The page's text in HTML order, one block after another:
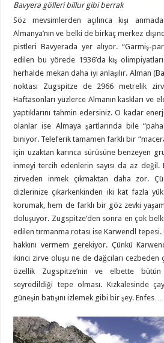
Bavyera gölleri billur gibi berrak
Söz mevsimlerden açılınca kışı
Almanya’nın ve belki de birkaç merkez
pistleri Bavyerada yer alıyor. “Garmiş-
edilen bu yörede 1936’da kış
herhalde mekan daha iyi anlaşılır. Alman
noktası Zugspitze de 2966 metrelik
Haftasonları yüzlerce Almanın kaskları ve
yaptıklarını tahmin edersiniz. O kadar
olanlar ise Almaya şartlarında bile
biniyor. Teleferik tamamen farklı bir
için uzaktan karınca sürüsüne benzeyen
inmeyi tercih edenlerin sayısı da az
zirveden inmek çıkmaktan daha zor.
dizlerinize çıkarkenkinden iki kat fazla
korumak, hem de farklı bir göz zevki
doluşuyor. Zugspitze’den sonra en çok
edilen tırmanma rotası ise Karwendl
hakkını vermem gerekiyor. Çünkü
ikinci zirve oluşu ne de dağcıları
özellik Zugspitze’nin ve elbette
seyredildiği tepe olması. Kızkalesinde
güneşin batışını izlemek gibi bir şey. Enfes…